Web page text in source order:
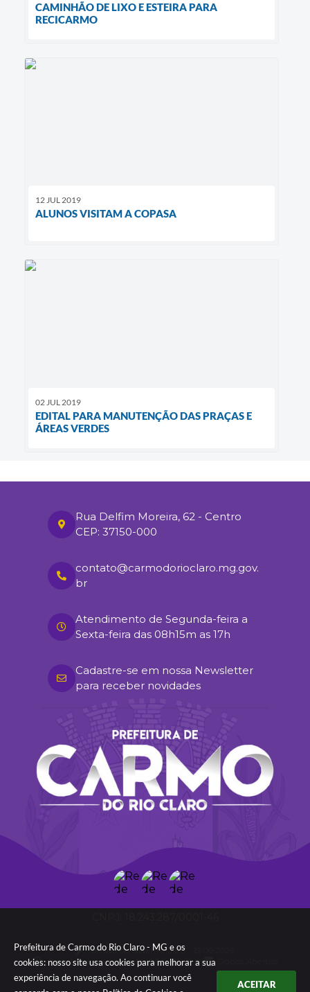
Prefeitura de Carmo do Rio Claro - MG e os
cookies: nosso site usa cookies para melhorar a sua
experiência de navegação. Ao continuar você
ACEITAR
CAMINHÃO DE LIXO E ESTEIRA PARA
RECICARMO
12 JUL 2019
ALUNOS VISITAM A COPASA
02 JUL 2019
EDITAL PARA MANUTENÇÃO DAS PRAÇAS E
ÁREAS VERDES
Rua Delfim Moreira, 62 - Centro
CEP: 37150-000
contato@carmodorioclaro.mg.gov.
br
Atendimento de Segunda-feira a
Sexta-feira das 08h15m as 17h
Cadastre-se em nossa Newsletter
para receber novidades
Versão do Sistema: 3.5.3 - 19/06/2026
Portal atualizado em: 06/08/2026 09:05